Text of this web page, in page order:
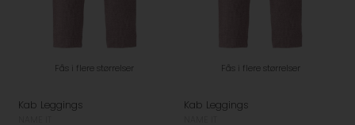
Fås i flere størrelser
Kab Leggings
Fås i flere størrelser
Kab Leggings